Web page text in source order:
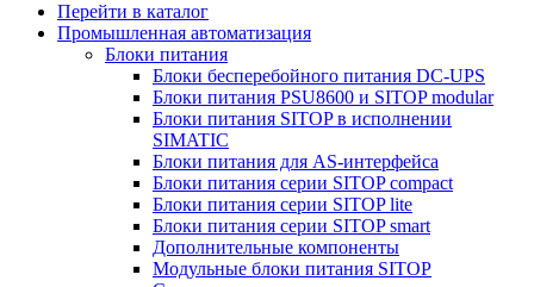
Перейти в каталог
Промышленная автоматизация
Блоки питания
Блоки бесперебойного питания DC-UPS
Блоки питания PSU8600 и SITOP modular
Блоки питания SITOP в исполнении
SIMATIC
Блоки питания для AS-интерфейса
Блоки питания серии SITOP compact
Блоки питания серии SITOP lite
Блоки питания серии SITOP smart
Дополнительные компоненты
Модульные блоки питания SITOP